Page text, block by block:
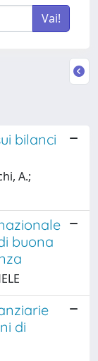
bilanci
A.;
buona
di